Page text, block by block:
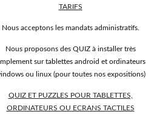
TARIFS
Nous acceptons les mandats administratifs.
Nous proposons des QUIZ à installer très
sur tablettes android et ordinateurs
ou linux (pour toutes nos expositions)
QUIZ ET PUZZLES POUR TABLETTES,
ORDINATEURS OU ECRANS TACTILES